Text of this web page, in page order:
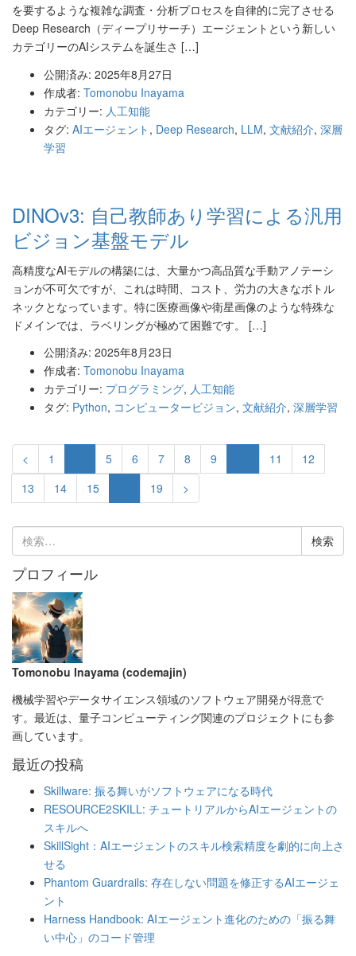
を要するような複雑な調査・分析プロセスを自律的に完了させる
Deep Research（ディープリサーチ）エージェントという新しい
カテゴリーのAIシステムを誕生さ […]
公開済み: 2025年8月27日
作成者: Tomonobu Inayama
カテゴリー: 人工知能
タグ: AIエージェント , Deep Research, LLM, 文献紹介, 深層
学習
DINOv3: 自己教師あり学習による汎用
ビジョン基盤モデル
高精度なAIモデルの構築には、大量かつ高品質な手動アノテーシ
ョンが不可欠ですが、これは時間、コスト、労力の大きなボトル
ネックとなっています。特に医療画像や衛星画像のような特殊な
ドメインでは、ラベリングが極めて困難です。 […]
公開済み: 2025年8月23日
作成者: Tomonobu Inayama
カテゴリー: プログラミング, 人工知能
タグ: Python, コンピュータービジョン, 文献紹介, 深層学習
< 1 5 6 7 8 9 11
12
13
14 15 19 >
検
索:
プロフィール
Tomonobu Inayama (codemajin)
機械学習やデータサイエンス領域のソフトウェア開発が得意で
す。最近は、量子コンピューティング関連のプロジェクトにも参
画しています。
最近の投稿
Skillware: 振る舞いがソフトウェアになる時代
RESOURCE2SKILL: チュートリアルからAIエージェントの
スキルへ
SkillSight：AIエージェントのスキル検索精度を劇的に向上さ
せる
Phantom Guardrails: 存在しない問題を修正するAIエージェ
ント
Harness Handbook: AIエージェント進化のための「振る舞
い中心」のコード管理